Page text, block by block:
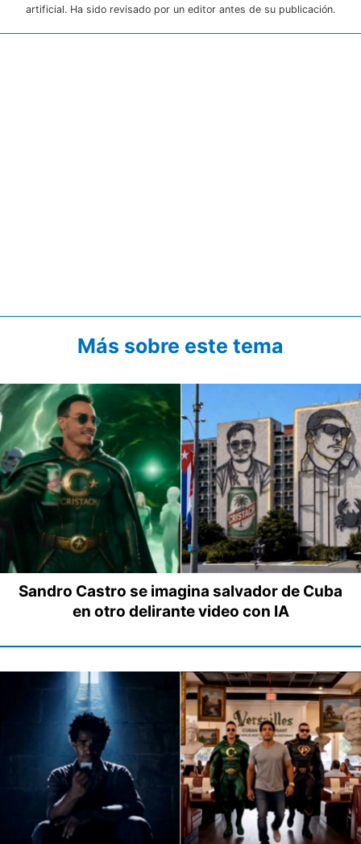
artificial. Ha sido revisado por un editor antes de su publicación.
Más sobre este tema
Sandro Castro se imagina salvador de Cuba
en otro delirante video con IA